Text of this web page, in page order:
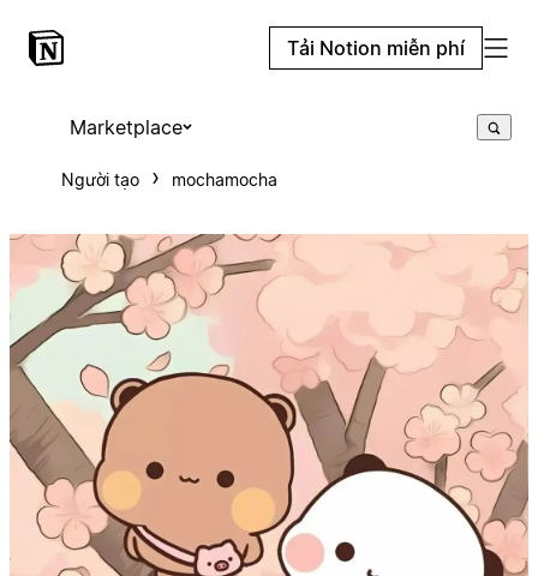
Tải Notion miễn phí
Marketplace
Người tạo mochamocha